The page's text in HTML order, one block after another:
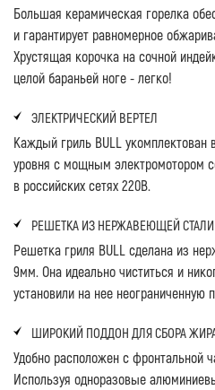
Большая керамическая горелка
и гарантирует равномерное
Хрустящая корочка на сочной
целой бараньей ноге - легко!
ЭЛЕКТРИЧЕСКИЙ ВЕРТЕЛ
Каждый гриль BULL укомплектован
уровня с мощным электромотором
в российских сетях 220В.
РЕШЕТКА ИЗ НЕРЖАВЕЮЩЕЙ СТАЛИ
Решетка гриля BULL сделана из
9мм. Она идеально чиститься и
установили на нее неограниченную
ШИРОКИЙ ПОДДОН ДЛЯ СБОРА
Удобно расположен с фронтальной
Используя одноразовые